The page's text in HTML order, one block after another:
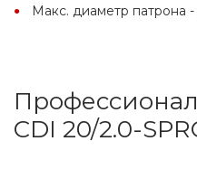
Макс. диаметр патрона
CDI 20/2.0-